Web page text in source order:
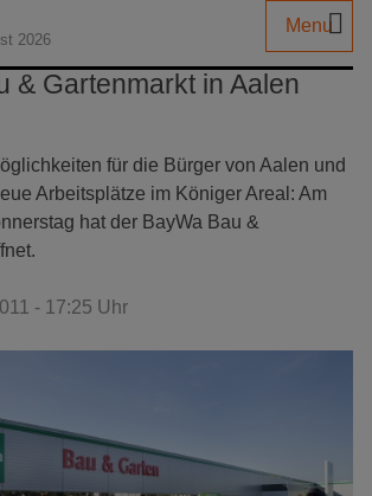
2026
Menu
& Gartenmarkt in Aalen
für die Bürger von Aalen und
Arbeitsplätze im Königer Areal: Am
hat der BayWa Bau &
- 17:25 Uhr